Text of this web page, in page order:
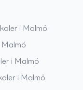
i Malmö
Malmö
i Malmö
i Malmö